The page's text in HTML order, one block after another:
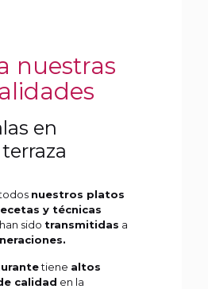
nuestras
en
nuestros platos
y técnicas
sido transmitidas a
tiene altos
calidad en la